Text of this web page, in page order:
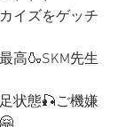
イズをゲッチ
高🍶SKM先生
状態🎣ご機嫌